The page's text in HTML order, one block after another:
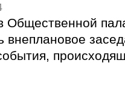
Общественной
внеплановое